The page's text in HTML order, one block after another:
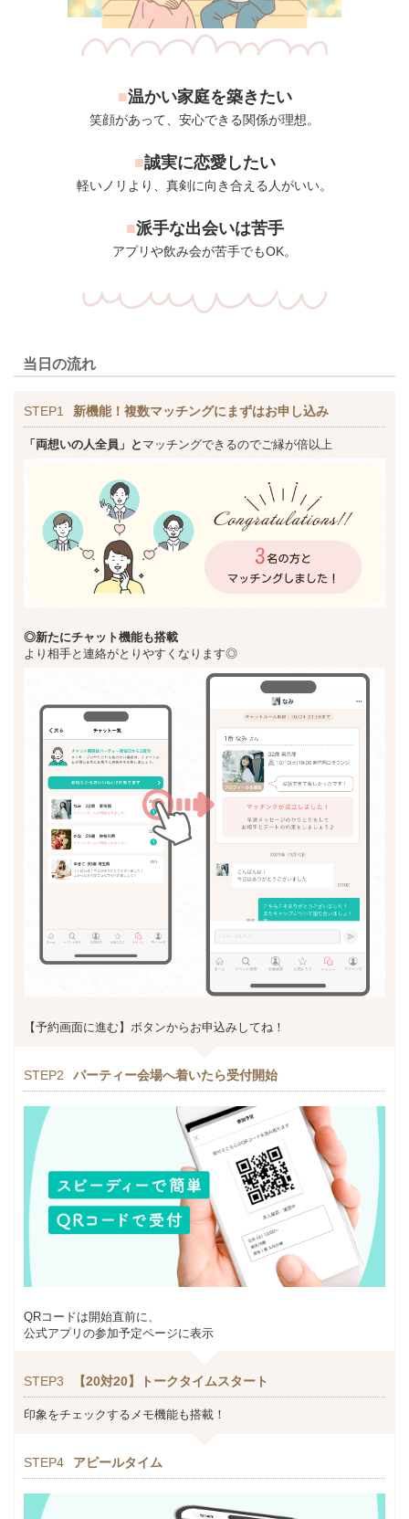
■温かい家庭を築きたい
笑顔があって、安心できる関係が理想。
■誠実に恋愛したい
軽いノリより、真剣に向き合える人がいい。
■派手な出会いは苦手
アプリや飲み会が苦手でもOK。
当日の流れ
STEP1 新機能！複数マッチングにまずはお申し込み
「両想いの人全員」と マッチングできるのでご縁が倍以上
◎新たにチャット機能も搭載
より相手と連絡がとりやすくなります◎
【予約画面に進む】ボタンからお申込みしてね！
STEP2 パーティー会場へ着いたら受付開始
QRコードは開始直前に、
公式アプリの参加予定ページに表示
STEP3 【20対20】トークタイムスタート
印象をチェックするメモ機能も搭載！
STEP4 アピールタイム